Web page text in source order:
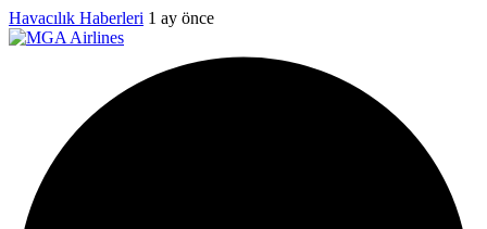
Havacılık Haberleri 1 ay önce